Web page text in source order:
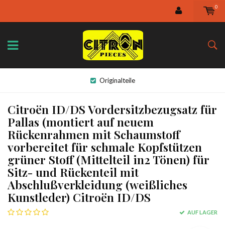
0
Originalteile
Citroën ID/DS Vordersitzbezugsatz für
Pallas (montiert auf neuem
Rückenrahmen mit Schaumstoff
vorbereitet für schmale Kopfstützen
grüner Stoff (Mittelteil in2 Tönen) für
Sitz- und Rückenteil mit
Abschlußverkleidung (weißliches
Kunstleder) Citroën ID/DS
AUF LAGER